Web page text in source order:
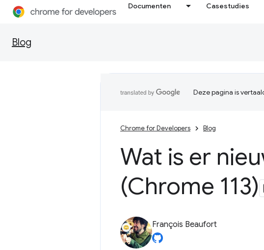
Documenten Casestudies
Blog
Deze pagina is
Chrome for Developers Blog
Wat is er
(Chrome 113)
François Beaufort